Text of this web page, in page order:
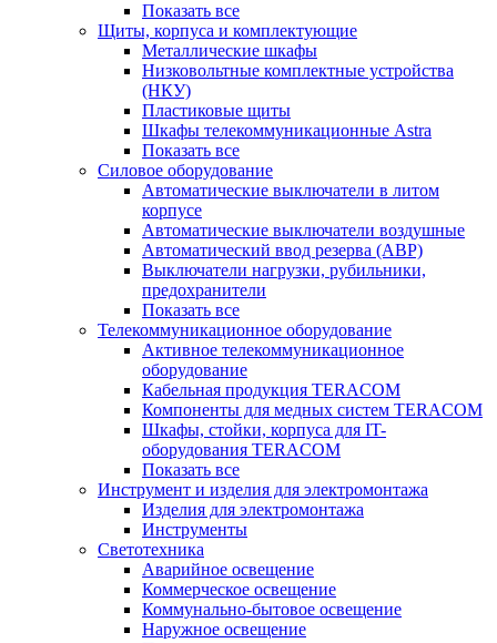
Показать все
Щиты, корпуса и комплектующие
Металлические шкафы
Низковольтные комплектные устройства
(НКУ)
Пластиковые щиты
Шкафы телекоммуникационные Astra
Показать все
Силовое оборудование
Автоматические выключатели в литом
корпусе
Автоматические выключатели воздушные
Автоматический ввод резерва (АВР)
Выключатели нагрузки, рубильники,
предохранители
Показать все
Телекоммуникационное оборудование
Активное телекоммуникационное
оборудование
Кабельная продукция TERACOM
Компоненты для медных систем TERACOM
Шкафы, стойки, корпуса для IT-
оборудования TERACOM
Показать все
Инструмент и изделия для электромонтажа
Изделия для электромонтажа
Инструменты
Светотехника
Аварийное освещение
Коммерческое освещение
Коммунально-бытовое освещение
Наружное освещение